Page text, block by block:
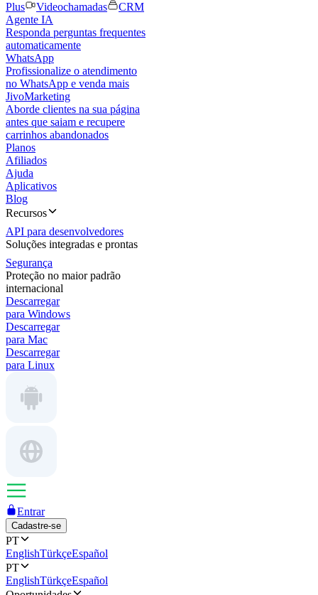
Plus
Videochamadas
CRM
Agente IA
Responda perguntas frequentes
automaticamente
WhatsApp
Profissionalize o atendimento
no WhatsApp e venda mais
JivoMarketing
Aborde clientes na sua página
antes que saiam e recupere
carrinhos abandonados
Planos
Afiliados
Ajuda
Aplicativos
Blog
Recursos
API para desenvolvedores
Soluções integradas e prontas
Segurança
Proteção no maior padrão
internacional
Descarregar
para Windows
Descarregar
para Mac
Descarregar
para Linux
Entrar
Cadastre-se
PT
EnglishTürkçeEspañol
PT
EnglishTürkçeEspañol